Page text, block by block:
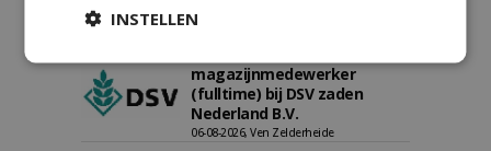
06-08-2026, Ven-Zelderheide
magazijnmedewerker
(fulltime) bij DSV zaden
Nederland B.V.
06-08-2026, Ven Zelderheide
INSTELLEN